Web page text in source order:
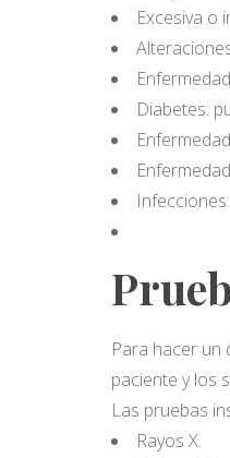
Excesiva o
Diabetes:
Para hacer un
paciente y los
Las pruebas
Rayos X.